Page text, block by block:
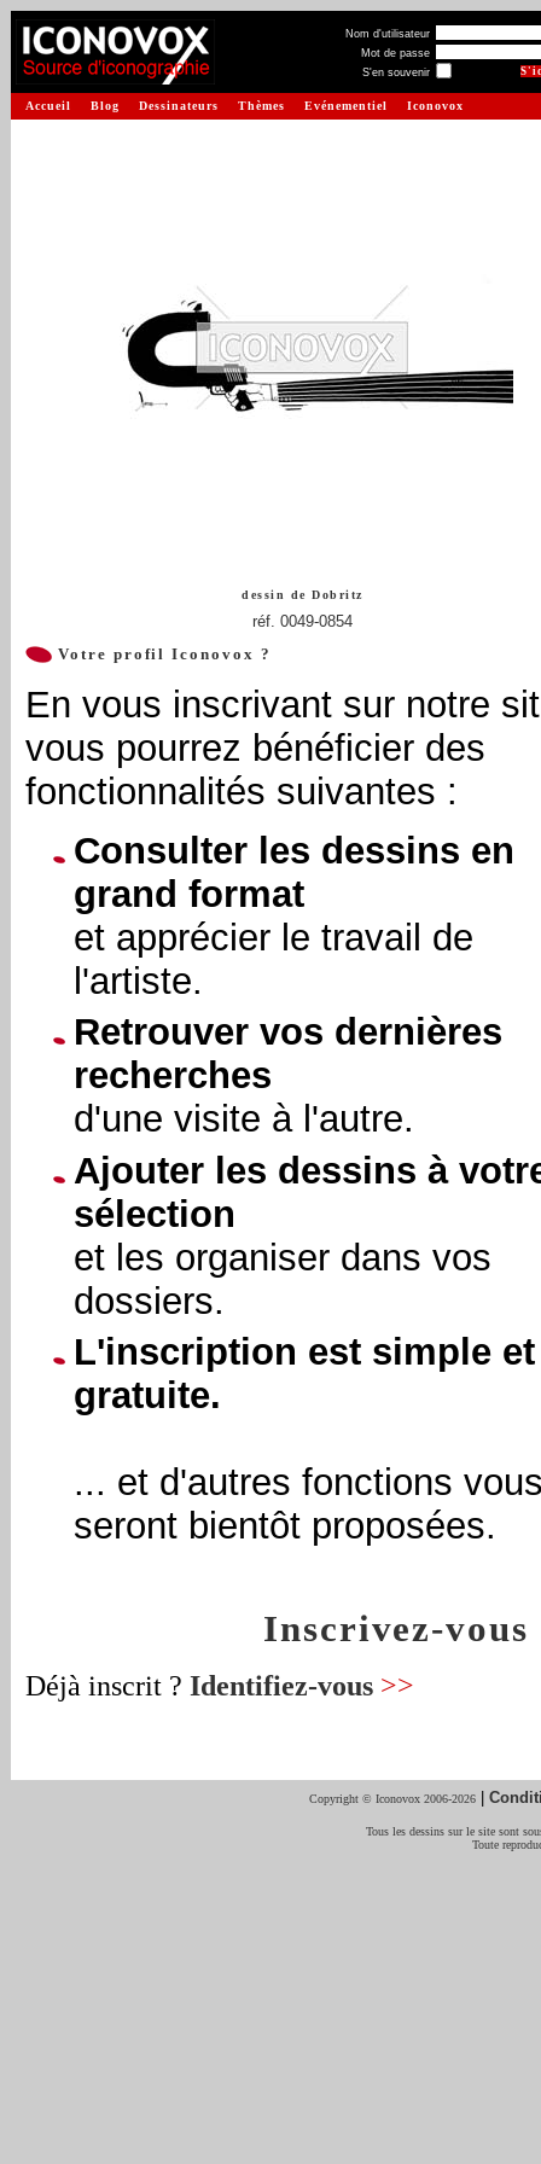
Nom d'utilisateur
Mot de passe
S'en souvenir
Accueil Blog Dessinateurs Thèmes Evénementiel Iconovox
dessin deDobritz
réf. 0049-0854
Votre profil Iconovox ?
En vous inscrivant sur notre
vous pourrez bénéficier des
fonctionnalités suivantes :
Consulter les dessins en
grand format
et apprécier le travail de
l'artiste.
Retrouver vos dernières
recherches
d'une visite à l'autre.
Ajouter les dessins à
sélection
et les organiser dans vos
dossiers.
L'inscription est simple et
gratuite.
... et d'autres fonctions
seront bientôt proposées.
Inscrivez-vous
Déjà inscrit ? Identifiez-vous >>
Copyright © Iconovox 2006-2026 |
Tous les dessins sur le site sont
Toute